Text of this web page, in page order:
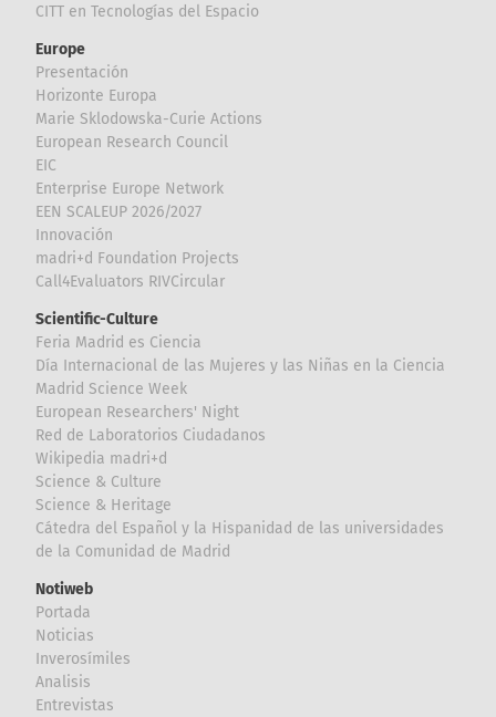
CITT en Tecnologías del Espacio
Europe
Presentación
Horizonte Europa
Marie Sklodowska-Curie Actions
European Research Council
EIC
Enterprise Europe Network
EEN SCALEUP 2026/2027
Innovación
madri+d Foundation Projects
Call4Evaluators RIVCircular
Scientific-Culture
Feria Madrid es Ciencia
Día Internacional de las Mujeres y las Niñas en la Ciencia
Madrid Science Week
European Researchers' Night
Red de Laboratorios Ciudadanos
Wikipedia madri+d
Science & Culture
Science & Heritage
Cátedra del Español y la Hispanidad de las universidades
de la Comunidad de Madrid
Notiweb
Portada
Noticias
Inverosímiles
Analisis
Entrevistas